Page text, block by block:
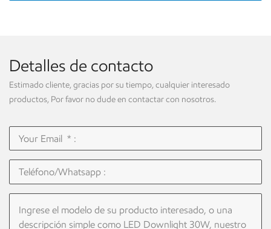
Detalles de contacto
Estimado cliente, gracias por su tiempo, cualquier interesado
productos, Por favor no dude en contactar con nosotros.